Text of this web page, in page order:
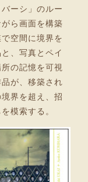
ーシ」のルー
ら画面を構築
空間に境界を
、写真とペイ
の記憶を可視
が、移築され
界を超え、招
模索する。